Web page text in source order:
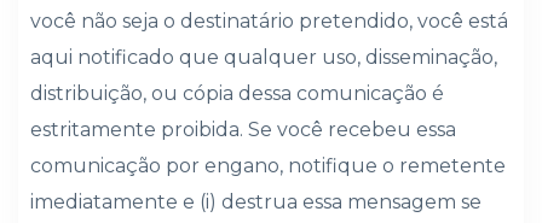
você não seja o destinatário pretendido, você está
aqui notificado que qualquer uso, disseminação,
distribuição, ou cópia dessa comunicação é
estritamente proibida. Se você recebeu essa
comunicação por engano, notifique o remetente
imediatamente e (i) destrua essa mensagem se